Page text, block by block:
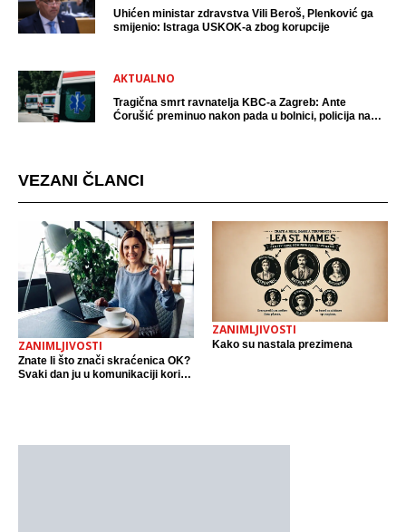
Uhićen ministar zdravstva Vili Beroš, Plenković ga
smijenio: Istraga USKOK-a zbog korupcije
AKTUALNO
Tragična smrt ravnatelja KBC-a Zagreb: Ante
Ćorušić preminuo nakon pada u bolnici, policija na
VEZANI ČLANCI
ZANIMLJIVOSTI
Znate li što znači skraćenica OK?
Svaki dan ju u komunikaciji koristi
ZANIMLJIVOSTI
Kako su nastala prezimena